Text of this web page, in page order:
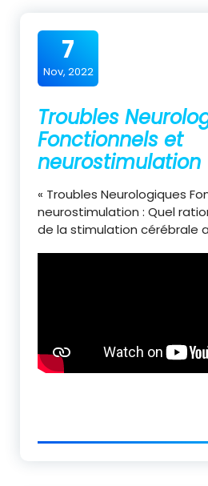
7
Nov, 2022
Troubles
Fonctionnels et
neurostimulation
« Troubles Neurologiques
neurostimulation : Quel
de la stimulation cérébrale